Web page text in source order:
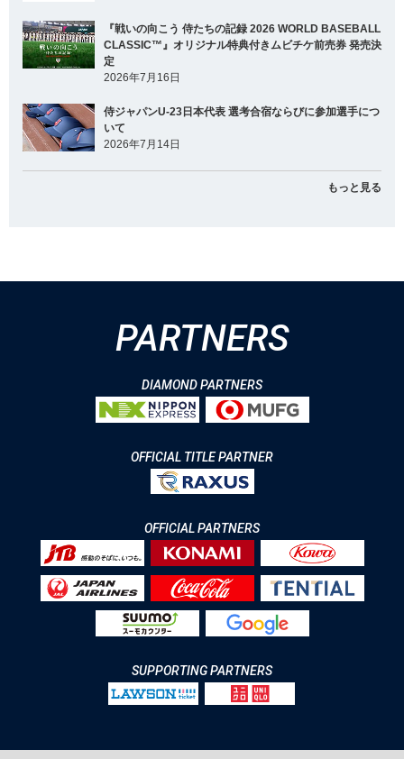
『戦いの向こう 侍たちの記録 2026 WORLD BASEBALL
CLASSIC™』オリジナル特典付きムビチケ前売券 発売決
定
2026年7月16日
侍ジャパンU-23日本代表 選考合宿ならびに参加選手につ
いて
2026年7月14日
もっと見る
PARTNERS
DIAMOND PARTNERS
OFFICIAL TITLE PARTNER
OFFICIAL PARTNERS
SUPPORTING PARTNERS